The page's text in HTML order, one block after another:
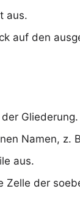
aus.
auf den
Gliederung.
Namen, z.
aus.
Zelle der